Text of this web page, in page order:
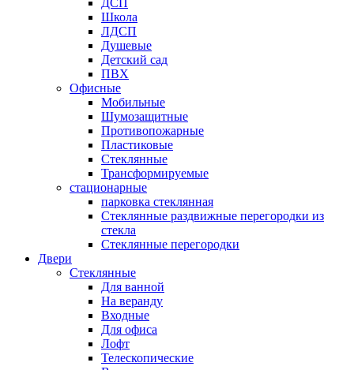
ДСП
Школа
ЛДСП
Душевые
Детский сад
ПВХ
Офисные
Мобильные
Шумозащитные
Противопожарные
Пластиковые
Стеклянные
Трансформируемые
стационарные
парковка стеклянная
Стеклянные раздвижные перегородки из
стекла
Стеклянные перегородки
Двери
Стеклянные
Для ванной
На веранду
Входные
Для офиса
Лофт
Телескопические